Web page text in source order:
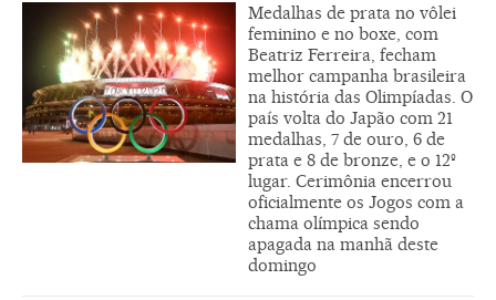
Medalhas de prata no vôlei
feminino e no boxe, com
Beatriz Ferreira, fecham
melhor campanha brasileira
na história das Olimpíadas. O
país volta do Japão com 21
medalhas, 7 de ouro, 6 de
prata e 8 de bronze, e o 12º
lugar. Cerimônia encerrou
oficialmente os Jogos com a
chama olímpica sendo
apagada na manhã deste
domingo